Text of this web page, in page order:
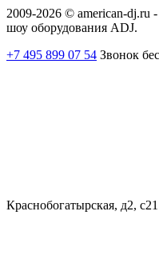
2009-2026 © american-dj.ru
шоу оборудования ADJ.
+7 495 899 07 54 Звонок
Краснобогатырская, д2, с21